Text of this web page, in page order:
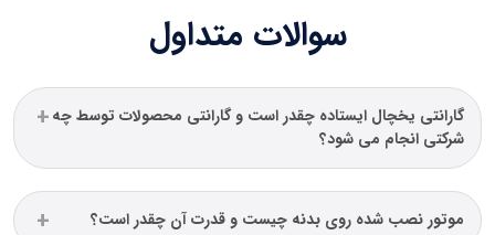
سوالات متداول
گارانتی یخچال ایستاده چقدر است و گارانتی محصولات توسط چه
شرکتی انجام می شود؟
موتور نصب‌ شده روی بدنه چیست و قدرت آن چقدر است؟